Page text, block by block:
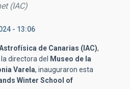
(IAC)
- 13:06
de Canarias (IAC),
la directora del Museo de la
Varela, inauguraron esta
Winter School of